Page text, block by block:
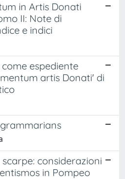
in Artis Donati
II: Note di
e indici
espediente
artis Donati' di
considerazioni
in Pompeo